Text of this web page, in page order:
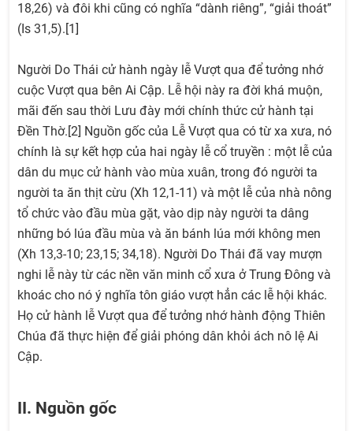
18,26) và đôi khi cũng có nghĩa “dành riêng”, “giải thoát”
(Is 31,5).[1]
Người Do Thái cử hành ngày lễ Vượt qua để tưởng nhớ
cuộc Vượt qua bên Ai Cập. Lễ hội này ra đời khá muộn,
mãi đến sau thời Lưu đày mới chính thức cử hành tại
Đền Thờ.[2] Nguồn gốc của Lễ Vượt qua có từ xa xưa, nó
chính là sự kết hợp của hai ngày lễ cổ truyền : một lễ của
dân du mục cử hành vào mùa xuân, trong đó người ta
người ta ăn thịt cừu (Xh 12,1-11) và một lễ của nhà nông
tổ chức vào đầu mùa gặt, vào dịp này người ta dâng
những bó lúa đầu mùa và ăn bánh lúa mới không men
(Xh 13,3-10; 23,15; 34,18). Người Do Thái đã vay mượn
nghi lễ này từ các nền văn minh cổ xưa ở Trung Đông và
khoác cho nó ý nghĩa tôn giáo vượt hẳn các lễ hội khác.
Họ cử hành lễ Vượt qua để tưởng nhớ hành động Thiên
Chúa đã thực hiện để giải phóng dân khỏi ách nô lệ Ai
Cập.
II. Nguồn gốc